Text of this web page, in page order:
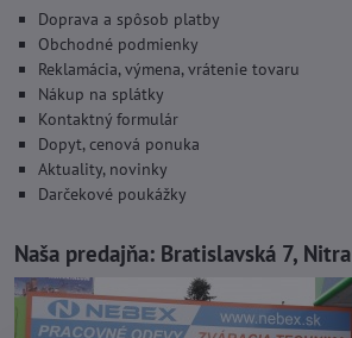
Doprava a spôsob platby
Obchodné podmienky
Reklamácia, výmena, vrátenie tovaru
Nákup na splátky
Kontaktný formulár
Dopyt, cenová ponuka
Aktuality, novinky
Darčekové poukážky
Naša predajňa: Bratislavská 7, Nitra